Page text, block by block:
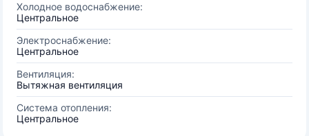
Холодное водоснабжение:
Центральное
Электроснабжение:
Центральное
Вентиляция:
Вытяжная вентиляция
Система отопления:
Центральное